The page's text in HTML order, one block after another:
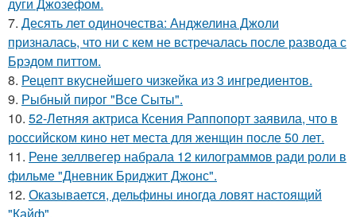
7. Десять лет одиночества: Анджелина Джоли
призналась, что ни с кем не встречалась после развода с
Брэдом питтом.
8. Рецепт вкуснейшего чизкейка из 3 ингредиентов.
9. Рыбный пирог "Все Сыты".
10. 52-Летняя актриса Ксения Раппопорт заявила, что в
российском кино нет места для женщин после 50 лет.
11. Рене зеллвегер набрала 12 килограммов ради роли в
фильме "Дневник Бриджит Джонс".
12. Оказывается, дельфины иногда ловят настоящий